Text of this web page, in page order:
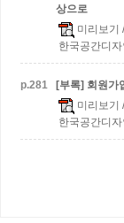
상으로
미리보기
한국공간디
p.281
[부록] 회원가
미리보기
한국공간디